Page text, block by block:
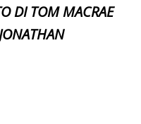
DI TOM MACRAE